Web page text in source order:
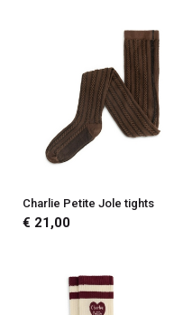
Charlie Petite Jole tights
€ 21,00